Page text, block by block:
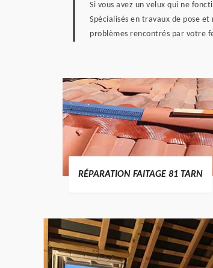
Si vous avez un velux qui ne
Spécialisés en travaux de pose
problèmes rencontrés par votre
RÉPARATION FAITAGE 81 TARN